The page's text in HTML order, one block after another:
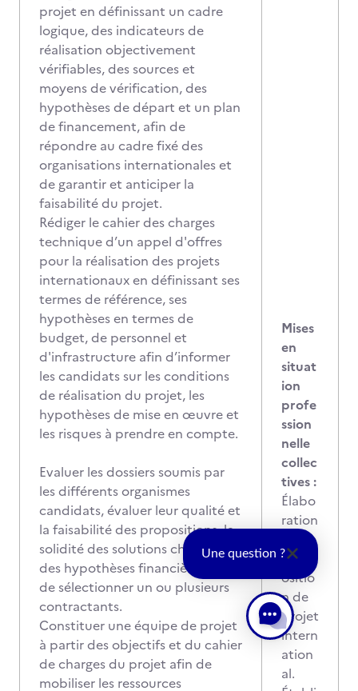
projet en définissant un cadre
logique, des indicateurs de
réalisation objectivement
vérifiables, des sources et
moyens de vérification, des
hypothèses de départ et un plan
de financement, afin de
répondre au cadre fixé des
organisations internationales et
de garantir et anticiper la
faisabilité du projet.
Rédiger le cahier des charges
technique d’un appel d'offres
pour la réalisation des projets
internationaux en définissant ses
termes de référence, ses
hypothèses en termes de
budget, de personnel et
d'infrastructure afin d’informer
les candidats sur les conditions
de réalisation du projet, les
hypothèses de mise en œuvre et
les risques à prendre en compte.
Evaluer les dossiers soumis par
les différents organismes
candidats, évaluer leur qualité et
la faisabilité des propositions, la
solidité des solutions choisies et
des hypothèses financières afin
de sélectionner un ou plusieurs
contractants.
Constituer une équipe de projet
à partir des objectifs et du cahier
de charges du projet afin de
mobiliser les ressources
Mises
en
situat
ion
profe
ssion
nelle
collec
tives :
Élabo
ration
d'une
prop
ositio
n de
projet
intern
ation
al.
Une question ?